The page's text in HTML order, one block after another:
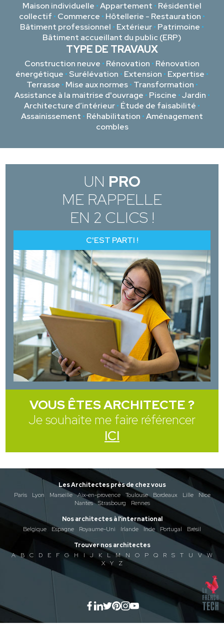
Maison individuelle •Appartement • Résidentiel
collectif • Commerce • Hôtellerie - Restauration •
Bâtiment professionnel • Extérieur• Patrimoine •
Bâtiment accueillant du public (ERP)
TYPE DE TRAVAUX
Construction neuve • Rénovation • Rénovation
énergétique • Surélévation • Extension • Expertise •
Terrasse • Mise aux normes • Transformation •
Assistance à la maitrise d'ouvrage • Piscine •Jardin •
Architecture d’intérieur• Étude de faisabilité •
Assainissement • Réhabilitation •Aménagement
combles
UN PRO
ME RAPPELLE
EN 2 CLICS !
C'EST PARTI !
VOUS ÊTES ARCHITECTE ?
Je souhaite me faire référencer
ICI
Les Architectes près de chez vous
Paris
Lyon Marseille Aix-en-provence Toulouse Bordeaux Lille
Nice
Nantes
Strasbourg
Rennes
Nos architectes à l'international
Belgique
Espagne Royaume-Uni Irlande Inde Portugal
Brésil
Trouver nos architectes
A
B C D E F G H I J K L M N O P Q R S T U V
W
X
Y Z